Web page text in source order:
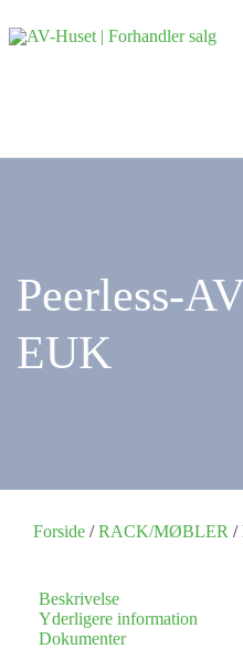
Peerless-
EUK
Forside /RACK/MØBLER /
Beskrivelse
Yderligere information
Dokumenter